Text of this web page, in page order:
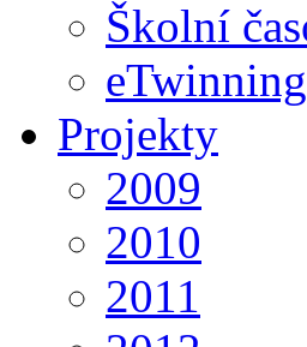
Školní
Projekty
2009
2010
2011